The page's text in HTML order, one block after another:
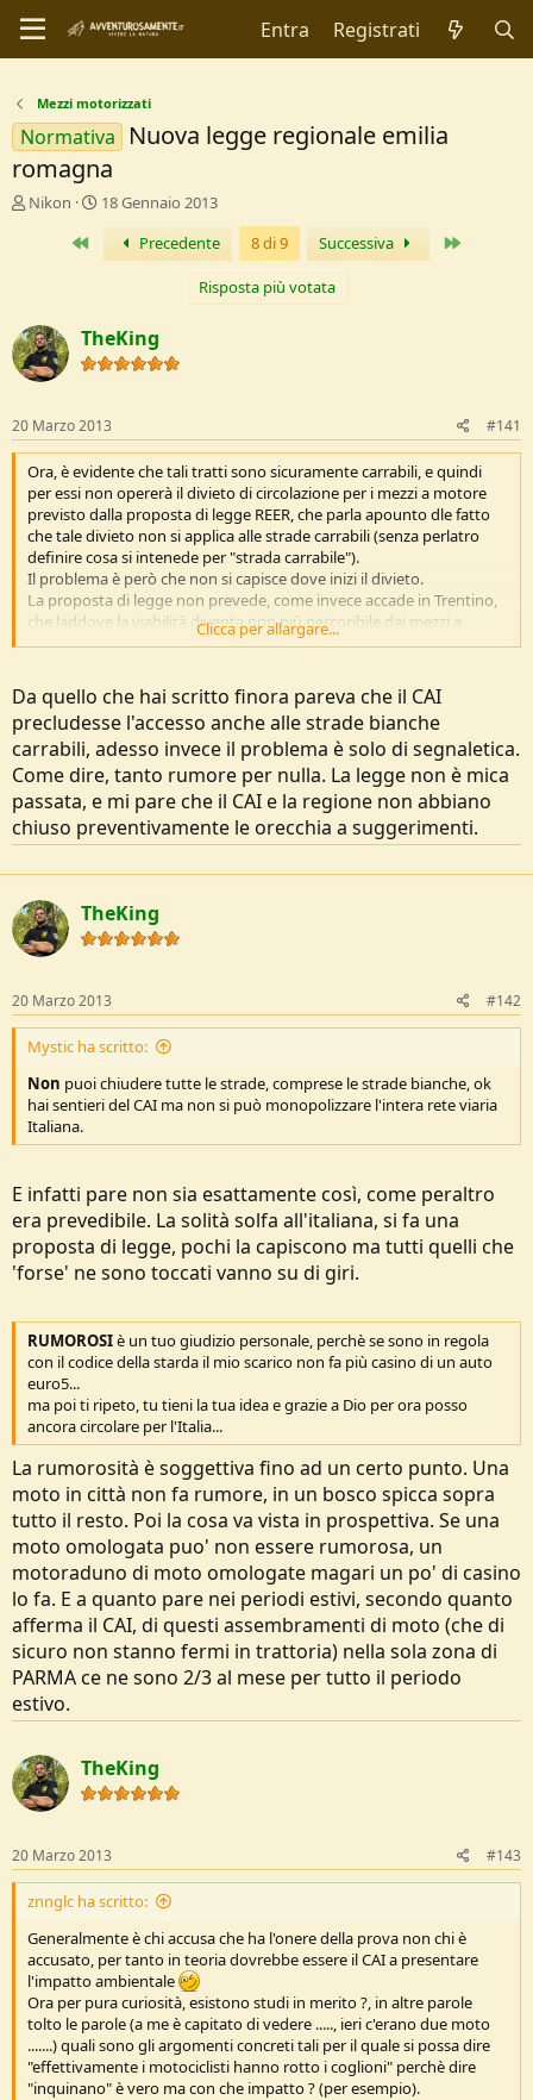
Entra Registrati
Mezzi motorizzati
Normativa
Nuova legge regionale emilia
romagna
C
r
e
D
s
c
u
s
s
i
o
n
e
Nikon
D
a
I
n
i
i
o
18 Gennaio 2013
Primo Precedente 8 di 9 Successiva
Risposta più votata
TheKing
20 Marzo 2013 #141
Ora, è evidente che tali tratti sono sicuramente carrabili, e quindi
per essi non opererà il divieto di circolazione per i mezzi a motore
previsto dalla proposta di legge REER, che parla apounto dle fatto
che tale divieto non si applica alle strade carrabili (senza perlatro
definire cosa si intenede per "strada carrabile").
Il problema è però che non si capisce dove inizi il divieto.
La proposta di legge non prevede, come invece accade in Trentino,
che laddove la viabilità diventa non più percoribile dai mezzi a
motore sulla stessa venga apposto il classico cartello di "divieto di
Non lo prevede perchè tali cartelli non li può mettere il CAI, per
legge statale infatti la segnaletica stradale può essere apposta solo
dai Comuni (sulle strade comunali) o comunque dall'ente
proprietario della strada stessa (quindi Provoncia o Stato, ma mai la
Regione), Inoltre tali cartelli debbono riportare, sul retro, gli estremi
della delibera Comunale (o Provinciale, o Statale) con cui il divieto
stesso è stato deliberato.
Ribadisco che il problema è tutto qui: è stata censita una rete
Essa comprende una pluralità di strade di vario genere, ed anche
alcune centginaia di km di sentieri puramente pedonali.
In assenza di una chiara demarcazione fra le "strade carrabili" e
quelle "non carrabili", come fa chi le percorre a rispettare i divieti, se
gli stessi non sono segnalati?
Clicca per allargare...
Da quello che hai scritto finora pareva che il CAI
precludesse l'accesso anche alle strade bianche
carrabili, adesso invece il problema è solo di segnaletica.
Come dire, tanto rumore per nulla. La legge non è mica
passata, e mi pare che il CAI e la regione non abbiano
chiuso preventivamente le orecchia a suggerimenti.
TheKing
20 Marzo 2013 #142
Mystic ha scritto:
Non puoi chiudere tutte le strade, comprese le strade bianche, ok
hai sentieri del CAI ma non si può monopolizzare l'intera rete viaria
Italiana.
E infatti pare non sia esattamente così, come peraltro
era prevedibile. La solità solfa all'italiana, si fa una
proposta di legge, pochi la capiscono ma tutti quelli che
'forse' ne sono toccati vanno su di giri.
RUMOROSIè un tuo giudizio personale, perchè se sono in regola
con il codice della starda il mio scarico non fa più casino di un auto
euro5...
ma poi ti ripeto, tu tieni la tua idea e grazie a Dio per ora posso
ancora circolare per l'Italia...
La rumorosità è soggettiva fino ad un certo punto. Una
moto in città non fa rumore, in un bosco spicca sopra
tutto il resto. Poi la cosa va vista in prospettiva. Se una
moto omologata puo' non essere rumorosa, un
motoraduno di moto omologate magari un po' di casino
lo fa. E a quanto pare nei periodi estivi, secondo quanto
afferma il CAI, di questi assembramenti di moto (che di
sicuro non stanno fermi in trattoria) nella sola zona di
PARMA ce ne sono 2/3 al mese per tutto il periodo
estivo.
TheKing
20 Marzo 2013 #143
znnglc ha scritto:
Generalmente è chi accusa che ha l'onere della prova non chi è
accusato, per tanto in teoria dovrebbe essere il CAI a presentare
l'impatto ambientale
Ora per pura curiosità, esistono studi in merito ?, in altre parole
tolto le parole (a me è capitato di vedere ....., ieri c'erano due moto
.......) quali sono gli argomenti concreti tali per il quale si possa dire
"effettivamente i motociclisti hanno rotto i coglioni" perchè dire
"inquinano" è vero ma con che impatto ? (per esempio).